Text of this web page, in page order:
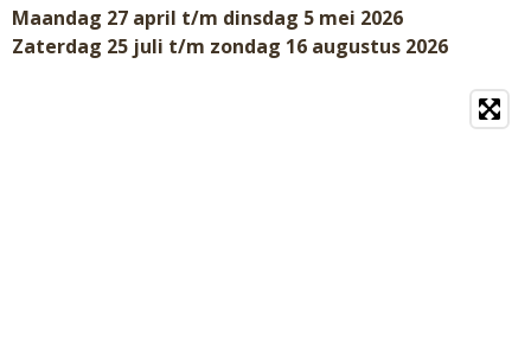
Maandag 27 april t/m dinsdag 5 mei 2026
Zaterdag 25 juli t/m zondag 16 augustus 2026